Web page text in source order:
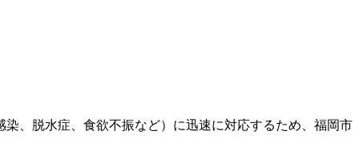
、脱水症、食欲不振など）に迅速に対応するため、福岡市